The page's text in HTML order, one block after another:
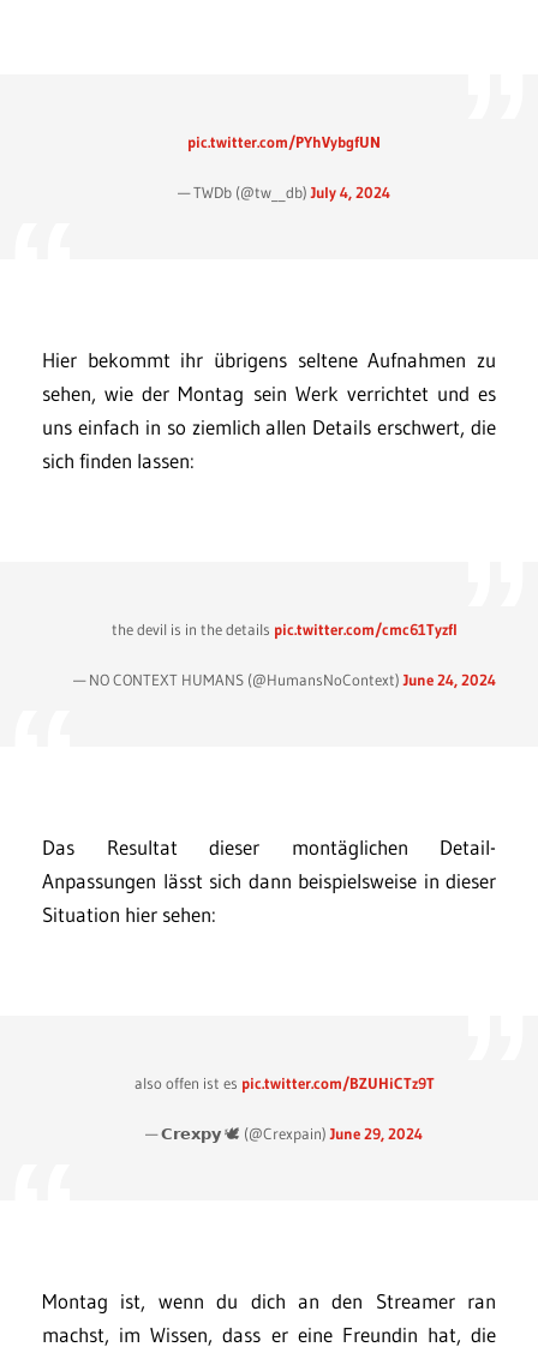
pic.twitter.com/PYhVybgfUN
— TWDb (@tw__db)July 4, 2024
Hier bekommt ihr übrigens seltene Aufnahmen zu
sehen, wie der Montag sein Werk verrichtet und es
uns einfach in so ziemlich allen Details erschwert, die
sich finden lassen:
the devil is in the details pic.twitter.com/cmc61Tyzfl
— NO CONTEXT HUMANS (@HumansNoContext)June 24, 2024
Das Resultat dieser montäglichen Detail-
Anpassungen lässt sich dann beispielsweise in dieser
Situation hier sehen:
also offen ist es pic.twitter.com/BZUHiCTz9T
— 𝗖𝗿𝗲𝘅𝗽𝘆 🕊️ (@Crexpain)June 29, 2024
Montag ist, wenn du dich an den Streamer ran
machst, im Wissen, dass er eine Freundin hat, die